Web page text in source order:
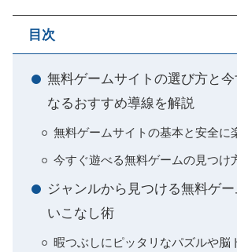
目次
無料ゲームサイトの選び方と今
なるおすすめ導線を解説
無料ゲームサイトの基本と安全に
今すぐ遊べる無料ゲームの見つけ
ジャンルから見つける無料ゲ
いこなし術
暇つぶしにピッタリなパズルや脳